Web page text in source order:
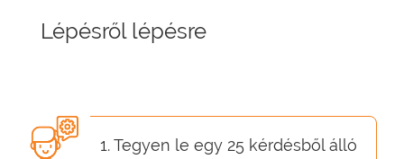
Lépésről lépésre
1. Tegyen le egy 25 kérdésből álló